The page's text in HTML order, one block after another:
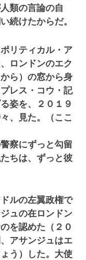
類の言論の自
続けたからだ。
リティカル・ア
ロンドンのエク
ら）の窓から身
レス・コウ・記
姿を、２０１９
、見た。（ここ
察にずっと勾留
ちは、ずっと彼
ルの左翼政権で
ュの在ロンドン
を認めた（２０
アサンジュはエ
う）した。大使